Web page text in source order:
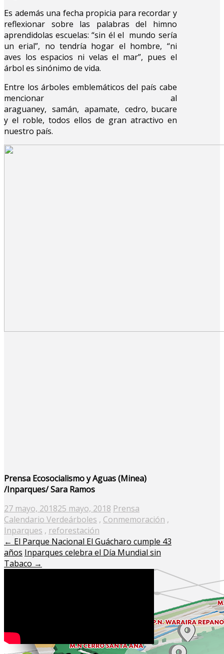
Es además una fecha propicia para recordar y
reflexionar sobre las palabras del himno
aprendidolas escuelas: “sin él el mundo sería
un erial”, no tendría hogar el hombre, “ni
aves los espacios ni velas el mar”, pues el
árbol es sinónimo de vida.
Entre los árboles emblemáticos del país cabe
mencionar al
araguaney, samán, apamate, cedro, bucare
y el roble, todos ellos de gran atractivo en
nuestro país.
Prensa Ecosocialismo y Aguas (Minea)
/Inparques/ Sara Ramos
Posted
on
27 mayo, 201825 mayo, 2018 Prensa
Calendario Verdeárboles , Conmemoración ,
Inparques , reforestación
← El Parque Nacional El Guácharo cumple 43
años Inparques celebra el Día Mundial sin
Tabaco →